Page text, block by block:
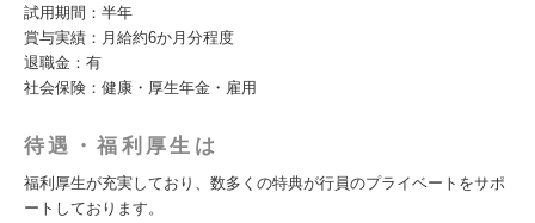
試用期間：半年
賞与実績：月給約6か月分程度
退職金：有
社会保険：健康・厚生年金・雇用
待遇・福利厚生は
福利厚生が充実しており、数多くの特典が行員のプライベートをサポ
ートしております。